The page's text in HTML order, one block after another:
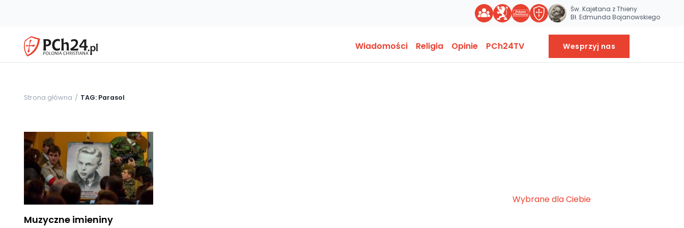
Św. Kajetana z Thieny
Bł. Edmunda Bojanowskiego
Wiadomości Religia Opinie PCh24TV Wesprzyj nas
Strona główna TAG: Parasol
Muzyczne imieniny
Wybrane dla Ciebie